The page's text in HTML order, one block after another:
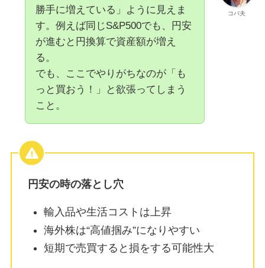
コバ夫
勝手に増えている」ように見えま
す。例えば同じS&P500でも、円安
が進むと円換算で資産額が増え
る。
でも、ここでやりがちなのが「も
っと買おう！」と欲張ってしまう
こと。
円安の時の落とし穴
輸入品や生活コストは上昇
海外株は“高値掴み”になりやすい
短期で売買すると損をする可能性大